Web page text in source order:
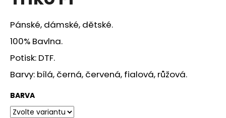
z
5
hvězdiček.
Pánské, dámské, dětské.
100% Bavlna.
Potisk: DTF.
Barvy: bílá, černá, červená, fialová, růžová.
BARVA
D
o
p
o
u
č